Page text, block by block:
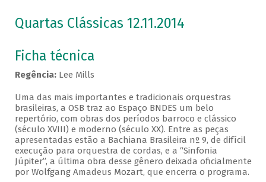
Quartas Clássicas 12.11.2014
Ficha técnica
Regência:Lee Mills
Uma das mais importantes e tradicionais orquestras
brasileiras, a OSB traz ao Espaço BNDES um belo
repertório, com obras dos períodos barroco e clássico
(século XVIII) e moderno (século XX). Entre as peças
apresentadas estão a Bachiana Brasileira nº 9, de difícil
execução para orquestra de cordas, e a “Sinfonia
Júpiter”, a última obra desse gênero deixada oficialmente
por Wolfgang Amadeus Mozart, que encerra o programa.